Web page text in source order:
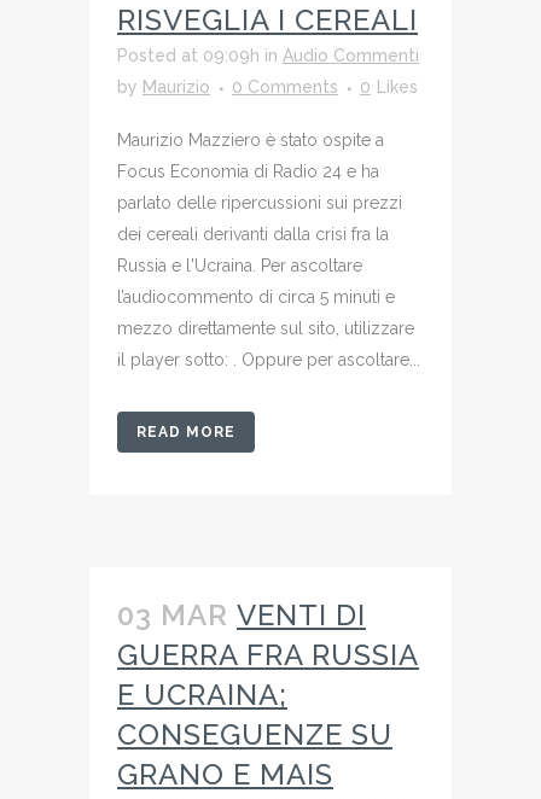
RISVEGLIA I CEREALI
Posted at 09:09h in Audio Commenti
by Maurizio 0 Comments 0 Likes
Maurizio Mazziero è stato ospite a
Focus Economia di Radio 24 e ha
parlato delle ripercussioni sui prezzi
dei cereali derivanti dalla crisi fra la
Russia e l'Ucraina. Per ascoltare
l’audiocommento di circa 5 minuti e
mezzo direttamente sul sito, utilizzare
il player sotto: . Oppure per ascoltare...
READ MORE
03 MAR VENTI DI
GUERRA FRA RUSSIA
E UCRAINA;
CONSEGUENZE SU
GRANO E MAIS